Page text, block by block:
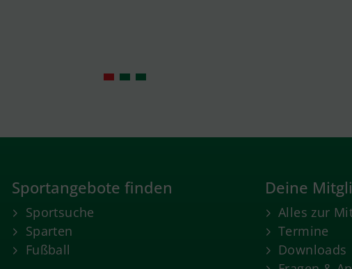
Sportangebote finden
Sportsuche
Sparten
Fußball
Deine
Alles zur
Termine
Downloads